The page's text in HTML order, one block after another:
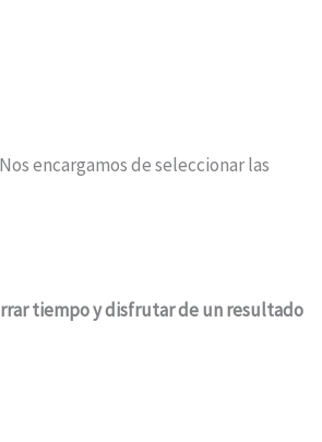
encargamos de seleccionar las
tiempo y disfrutar de un resultado